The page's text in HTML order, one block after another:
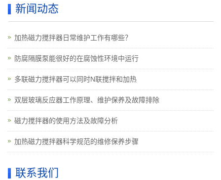
新闻动态
加热磁力搅拌器日常维护工作有哪些？
防腐隔膜泵能很好的在腐蚀性环境中运行
多联磁力搅拌器可以同时N联搅拌和加热
双层玻璃反应器工作原理、维护保养及故障排除
磁力搅拌器的使用方法及故障分析
加热磁力搅拌器科学规范的维修保养步骤
联系我们